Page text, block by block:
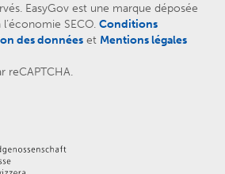
EasyGov est une marque déposée
SECO. Conditions
des données et Mentions légales
reCAPTCHA.